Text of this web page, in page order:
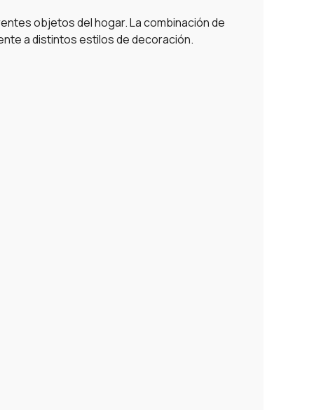
objetos del hogar. La combinación de
a distintos estilos de decoración.